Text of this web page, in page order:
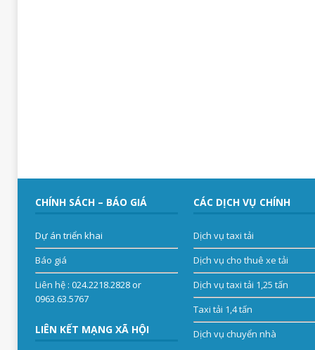
CHÍNH SÁCH – BÁO GIÁ
Dự án triển khai
Báo giá
Liên hệ: 024.2218.2828 or
0963.63.5767
LIÊN KẾT MẠNG XÃ HỘI
CÁC DỊCH VỤ CHÍNH
Dịch vụ taxi tải
Dịch vụ cho thuê xe tải
Dịch vụ taxi tải 1,25 tấn
Taxi tải 1,4 tấn
Dịch vụ chuyển nhà